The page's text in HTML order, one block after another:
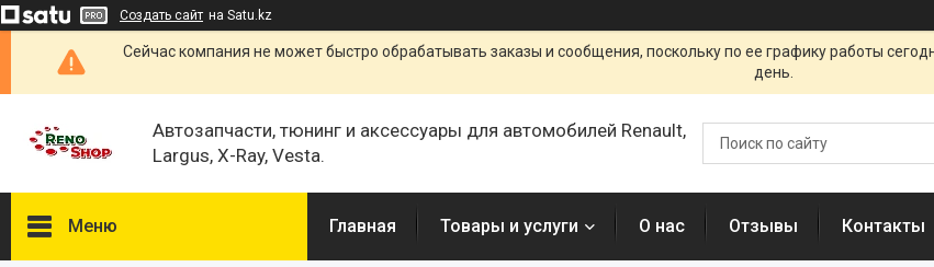
Создать сайт на Satu.kz
Сейчас компания не может быстро обрабатывать заказы и сообщения, поскольку по ее графику работы
день.
Автозапчасти, тюнинг и аксессуары для автомобилей Renault,
Largus, X-Ray, Vesta.
Меню Главная Товары и услуги О нас Отзывы Контакты